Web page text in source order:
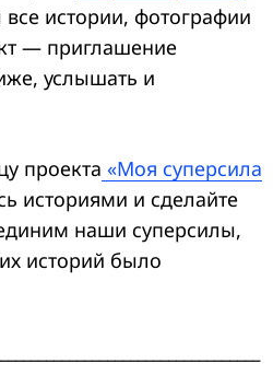
все истории, фотографии
— приглашение
услышать и
проекта «Моя суперсила
историями и сделайте
наши суперсилы,
историй было